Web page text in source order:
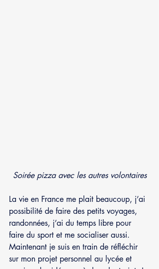
Soirée pizza avec les autres volontaires
La vie en France me plait beaucoup, j’ai
possibilité de faire des petits voyages,
randonnées, j’ai du temps libre pour
faire du sport et me socialiser aussi.
Maintenant je suis en train de réfléchir
sur mon projet personnel au lycée et